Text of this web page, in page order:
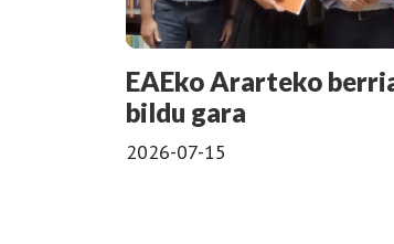
EAEko Ararteko
bildu gara
2026-07-15